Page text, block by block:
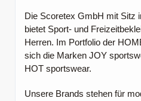
Die Scoretex GmbH mit Sitz
bietet Sport- und
Herren. Im Portfolio der
sich die Marken JOY
HOT sportswear.
Unsere Brands stehen für